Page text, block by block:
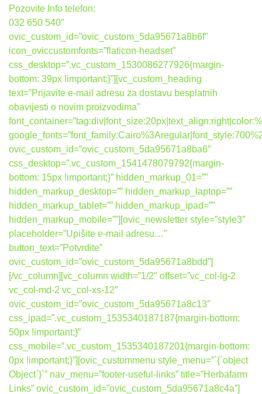
Pozovite Info telefon:
032 650 540″
ovic_custom_id=”ovic_custom_5da95671a8b6f”
icon_oviccustomfonts=”flaticon-headset”
css_desktop=”.vc_custom_1530086277926{margin-
bottom: 39px !important;}”][vc_custom_heading
text=”Prijavite e-mail adresu za dostavu besplatnih
obavijesti o novim proizvodima”
ovic_custom_id=”ovic_custom_5da95671a8ba6″
css_desktop=”.vc_custom_1541478079792{margin-
bottom: 15px !important;}” hidden_markup_01=””
hidden_markup_desktop=”” hidden_markup_laptop=””
hidden_markup_tablet=”” hidden_markup_ipad=””
hidden_markup_mobile=””][ovic_newsletter style=”style3″
placeholder=”Upišite e-mail adresu…”
button_text=”Potvrdite”
ovic_custom_id=”ovic_custom_5da95671a8bdd”]
[/vc_column][vc_column width=”1/2″ offset=”vc_col-lg-2
vc_col-md-2 vc_col-xs-12″
ovic_custom_id=”ovic_custom_5da95671a8c13″
css_ipad=”.vc_custom_1535340187187{margin-bottom:
50px !important;}”
css_mobile=”.vc_custom_1535340187201{margin-bottom:
0px !important;}”][ovic_custommenu style_menu=”`{`object
Object`}`” nav_menu=”footer-useful-links” title=”Herbafarm
Links” ovic_custom_id=”ovic_custom_5da95671a8c4a”]